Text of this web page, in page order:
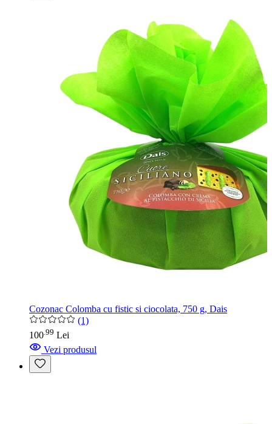
Cozonac Colomba cu fistic si ciocolata, 750 g, Dais
(1)
100 99 Lei
Vezi produsul